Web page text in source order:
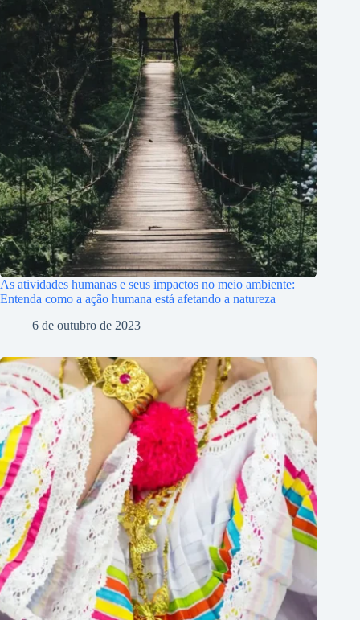
As atividades humanas e seus impactos no meio ambiente:
Entenda como a ação humana está afetando a natureza
6 de outubro de 2023